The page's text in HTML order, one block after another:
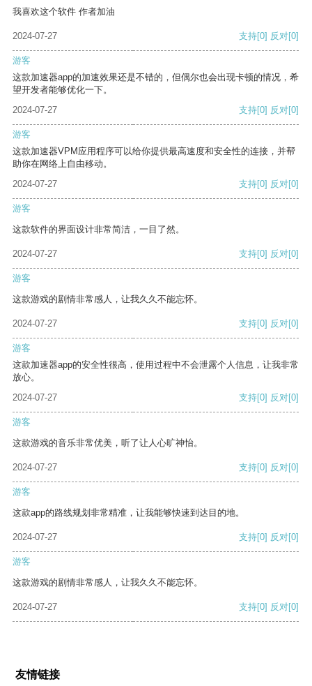
我喜欢这个软件 作者加油
2024-07-27 支持[0] 反对[0]
游客
这款加速器app的加速效果还是不错的，但偶尔也会出现卡顿的情况，希
望开发者能够优化一下。
2024-07-27
支持[0] 反对[0]
游客
这款加速器VPM应用程序可以给你提供最高速度和安全性的连接，并帮
助你在网络上自由移动。
2024-07-27
支持[0] 反对[0]
游客
这款软件的界面设计非常简洁，一目了然。
2024-07-27 支持[0] 反对[0]
游客
这款游戏的剧情非常感人，让我久久不能忘怀。
2024-07-27 支持[0] 反对[0]
游客
这款加速器app的安全性很高，使用过程中不会泄露个人信息，让我非常
放心。
2024-07-27
支持[0] 反对[0]
游客
这款游戏的音乐非常优美，听了让人心旷神怡。
2024-07-27 支持[0] 反对[0]
游客
这款app的路线规划非常精准，让我能够快速到达目的地。
2024-07-27 支持[0] 反对[0]
游客
这款游戏的剧情非常感人，让我久久不能忘怀。
2024-07-27 支持[0] 反对[0]
友情链接